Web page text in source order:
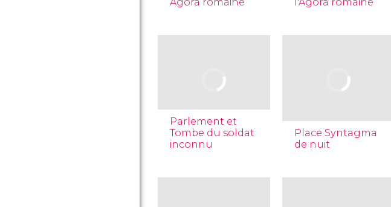
Parlement et
Tombe du soldat
inconnu
Place Syntagma
de nuit